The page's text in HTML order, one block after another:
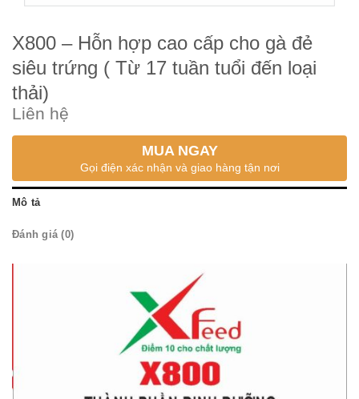
X800 – Hỗn hợp cao cấp cho gà đẻ
siêu trứng ( Từ 17 tuần tuổi đến loại
thải)
Liên hệ
MUA NGAY
Gọi điện xác nhận và giao hàng tận nơi
Mô tả
Đánh giá (0)